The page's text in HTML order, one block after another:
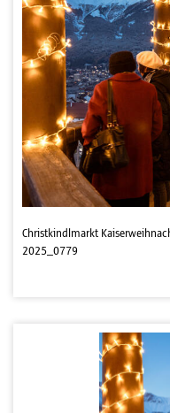
Christkindlmarkt
2025_0779